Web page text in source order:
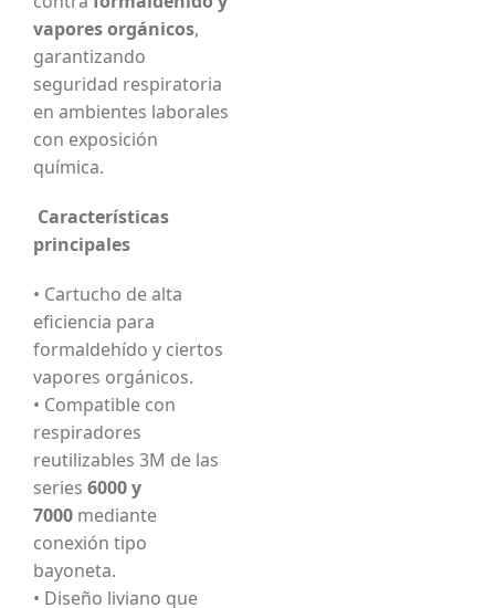
vapores orgánicos,
garantizando
seguridad respiratoria
en ambientes laborales
con exposición
química.
Características
principales
• Cartucho de alta
eficiencia para
formaldehído y ciertos
vapores orgánicos.
• Compatible con
respiradores
reutilizables 3M de las
series 6000 y
7000 mediante
conexión tipo
bayoneta.
• Diseño liviano que